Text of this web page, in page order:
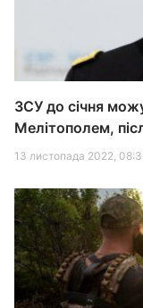
ЗСУ до січня
Мелітополем,
13 листопада 2022,